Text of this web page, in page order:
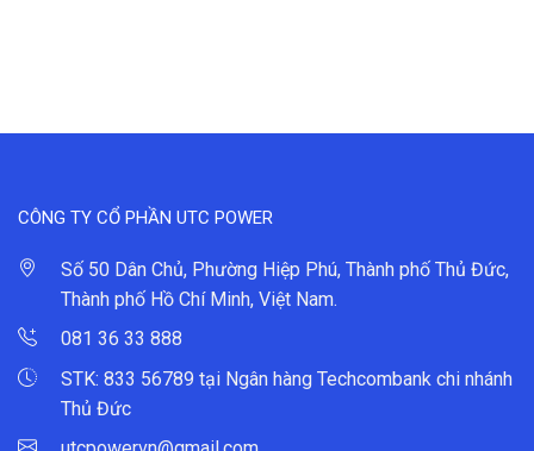
CÔNG TY CỔ PHẦN UTC POWER
Số 50 Dân Chủ, Phường Hiệp Phú, Thành phố Thủ Đức,
Thành phố Hồ Chí Minh, Việt Nam.
081 36 33 888
STK: 833 56789 tại Ngân hàng Techcombank chi nhánh
Thủ Đức